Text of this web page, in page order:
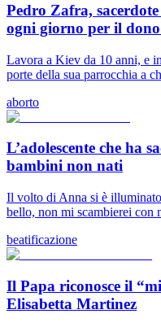
Pedro Zafra,
ogni giorno per il
Lavora a Kiev da 10 anni, e
porte della sua parrocchia a
aborto
L’adolescente che ha
bambini non nati
Il volto di Anna si è
bello, non mi scambierei con
beatificazione
Il Papa riconosce il
Elisabetta Martinez